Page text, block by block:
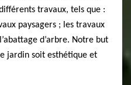
travaux, tels que :
paysagers ; les travaux
d’arbre. Notre but
jardin soit esthétique et